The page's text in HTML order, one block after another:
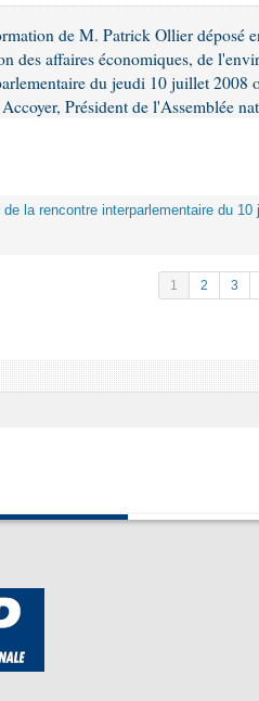
de M. Patrick Ollier déposé
des affaires économiques, de
du jeudi 10 juillet 2008
Président de l'Assemblée
la rencontre interparlementaire du
1 2 3